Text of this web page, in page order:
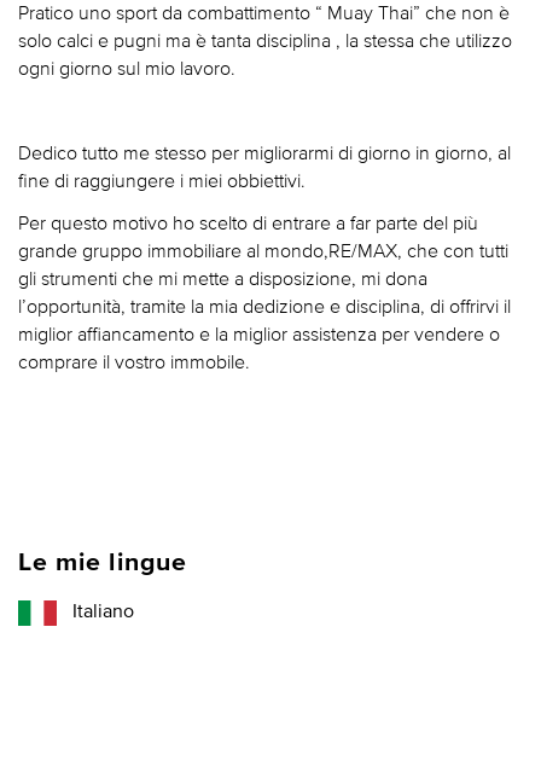
Pratico uno sport da combattimento “ Muay Thai” che non è
solo calci e pugni ma è tanta disciplina , la stessa che utilizzo
ogni giorno sul mio lavoro.
Dedico tutto me stesso per migliorarmi di giorno in giorno, al
fine di raggiungere i miei obbiettivi.
Per questo motivo ho scelto di entrare a far parte del più
grande gruppo immobiliare al mondo,RE/MAX, che con tutti
gli strumenti che mi mette a disposizione, mi dona
l’opportunità, tramite la mia dedizione e disciplina, di offrirvi il
miglior affiancamento e la miglior assistenza per vendere o
comprare il vostro immobile.
Le mie lingue
Italiano